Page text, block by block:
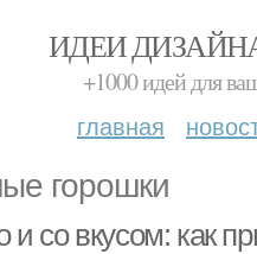
ИДЕИ
+1000 идей для
главная
горошки
и со вкусом: как